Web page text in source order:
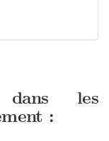
dans les
: